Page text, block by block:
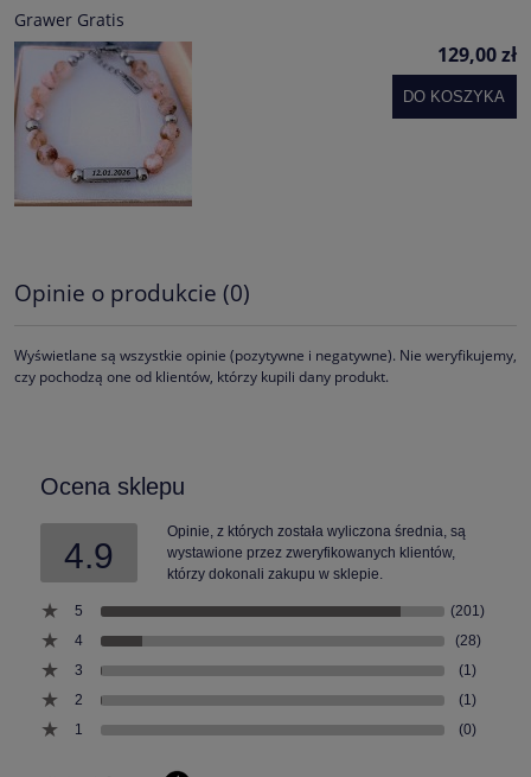
Grawer Gratis
129,00 zł
DO KOSZYKA
Opinie o produkcie (0)
Wyświetlane są wszystkie opinie (pozytywne i negatywne). Nie weryfikujemy,
czy pochodzą one od klientów, którzy kupili dany produkt.
Ocena sklepu
4.9
Opinie, z których została wyliczona średnia, są
wystawione przez zweryfikowanych klientów,
którzy dokonali zakupu w sklepie.
5
(201)
4
(28)
3
(1)
2
(1)
1
(0)